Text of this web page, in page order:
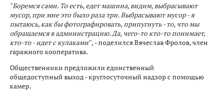
″Боремся сами. То есть, едет машина, видим, выбрасывают
мусор, при мне это было раза три. Выбрасывают мусор - я
пытаюсь, как бы фотографировать, припугнуть - то, что мы
обращаемся в администрацию. Да, чего-то кто-то понимает,
кто-то - идет с кулаками″, - поделился Вячеслав Фролов, член
гаражного кооператива.
Общественники предложили единственный
общедоступный выход - круглосуточный надзор с помощью
камер.